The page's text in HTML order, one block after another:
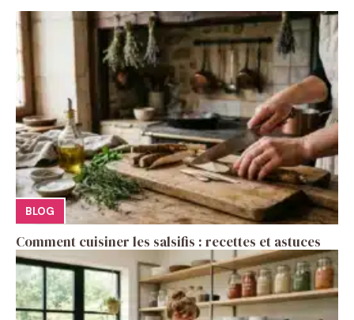
BLOG
Comment cuisiner les salsifis : recettes et astuces